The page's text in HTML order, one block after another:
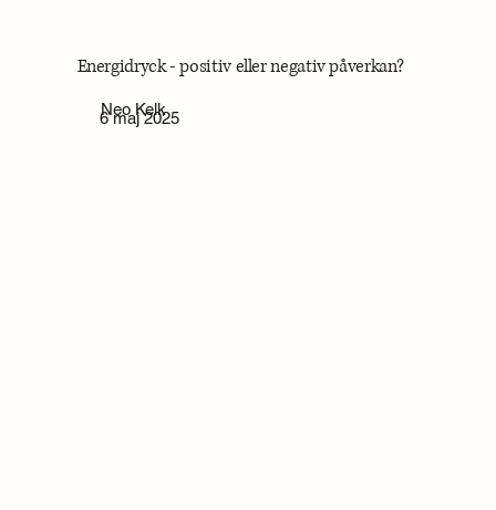
Energidryck - positiv eller negativ påverkan?
Neo Kelk
6 maj 2025